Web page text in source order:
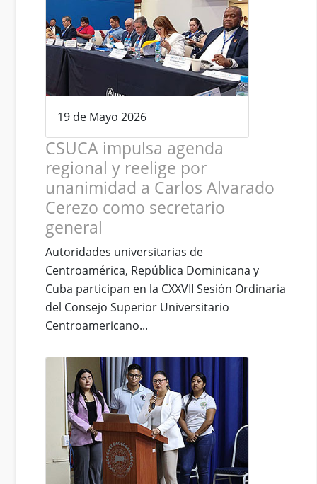
19 de Mayo 2026
CSUCA impulsa agenda
regional y reelige por
unanimidad a Carlos Alvarado
Cerezo como secretario
general
Autoridades universitarias de
Centroamérica, República Dominicana y
Cuba participan en la CXXVII Sesión Ordinaria
del Consejo Superior Universitario
Centroamericano...